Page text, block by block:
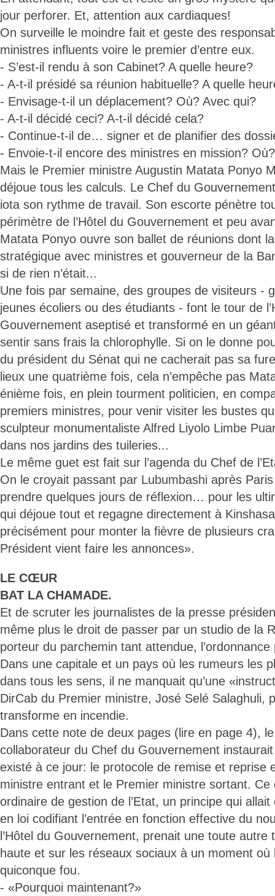
jour perforer. Et, attention aux cardiaques!
On surveille le moindre fait et geste des
ministres influents voire le premier d’entre eux.
- S’est-il rendu à son Cabinet? A quelle heure?
- A-t-il présidé sa réunion habituelle? A quelle
- Envisage-t-il un déplacement? Où? Avec qui?
- A-t-il décidé ceci? A-t-il décidé cela?
- Continue-t-il de… signer et de planifier des
- Envoie-t-il encore des ministres en mission?
Mais le Premier ministre Augustin Matata Ponyo
déjoue tous les calculs. Le Chef du Gouvernement
iota son rythme de travail. Son escorte pénètre
périmètre de l’Hôtel du Gouvernement et peu
Matata Ponyo ouvre son ballet de réunions dont
stratégique avec ministres et gouverneur de la
si de rien n’était...
Une fois par semaine, des groupes de visiteurs -
jeunes écoliers ou des étudiants - font le tour de
Gouvernement aseptisé et transformé en un
sentir sans frais la chlorophylle. Si on le donne
du président du Sénat qui ne cacherait pas sa
lieux une quatrième fois, cela n’empêche pas
énième fois, en plein tourment politicien, en
premiers ministres, pour venir visiter les bustes
sculpteur monumentaliste Alfred Liyolo Limbe
dans nos jardins des tuileries...
Le même guet est fait sur l’agenda du Chef de
On le croyait passant par Lubumbashi après
prendre quelques jours de réflexion… pour les
qui déjoue tout et regagne directement à
précisément pour monter la fièvre de plusieurs
Président vient faire les annonces».
LE CŒUR
BAT LA CHAMADE.
Et de scruter les journalistes de la presse
même plus le droit de passer par un studio de la
porteur du parchemin tant attendue, l’ordonnance
Dans une capitale et un pays où les rumeurs les
dans tous les sens, il ne manquait qu’une
DirCab du Premier ministre, José Selé Salaghuli,
transforme en incendie.
Dans cette note de deux pages (lire en page 4),
collaborateur du Chef du Gouvernement instaurait
existé à ce jour: le protocole de remise et reprise
ministre entrant et le Premier ministre sortant. Ce
ordinaire de gestion de l’Etat, un principe qui
en loi codifiant l’entrée en fonction effective du
l’Hôtel du Gouvernement, prenait une toute autre
haute et sur les réseaux sociaux à un moment
quiconque fou.
- «Pourquoi maintenant?»